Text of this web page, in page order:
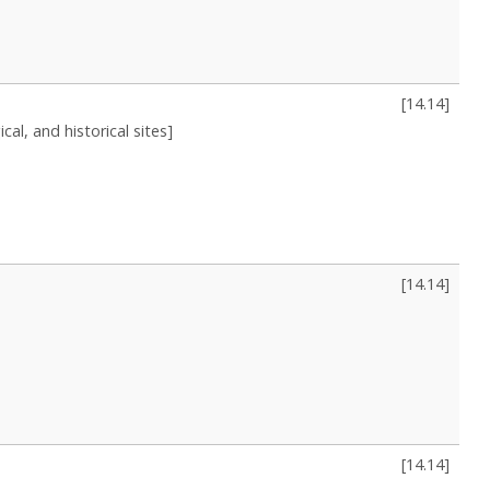
[14.14]
and historical sites]
[14.14]
[14.14]